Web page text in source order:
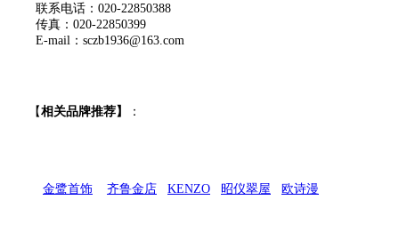
联系电话：020-22850388
传真：020-22850399
E-mail：sczb1936@163.com
【相关品牌推荐】 ：
金鹭首饰 齐鲁金店 KENZO 昭仪翠屋 欧诗漫